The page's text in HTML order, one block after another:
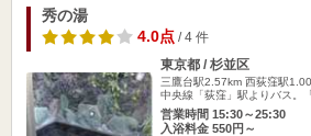
秀の湯
4.0点/ 4 件
東京都 / 杉並区
三鷹台駅2.57km 西荻窪駅
中央線「荻窪」駅よりバス。
営業時間 15:30～25:30
入浴料金 550円～